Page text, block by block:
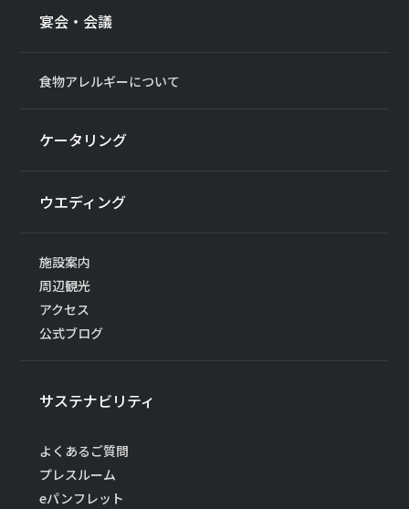
宴会・会議
食物アレルギーについて
ケータリング
ウエディング
施設案内
周辺観光
アクセス
公式ブログ
サステナビリティ
よくあるご質問
プレスルーム
eパンフレット